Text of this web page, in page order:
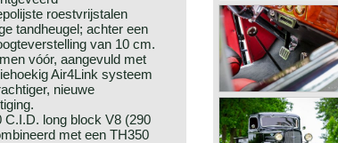
roestvrijstalen
tandheugel; achter een
van 10 cm.
vóór, aangevuld met
Air4Link systeem
nieuwe
C.I.D. long block V8 (290
met een TH350